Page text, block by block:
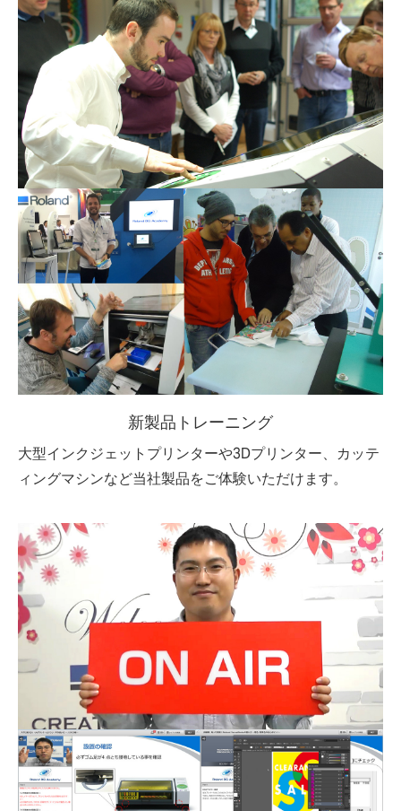
新製品トレーニング
大型インクジェットプリンターや3Dプリンター、カッテ
ィングマシンなど当社製品をご体験いただけます。